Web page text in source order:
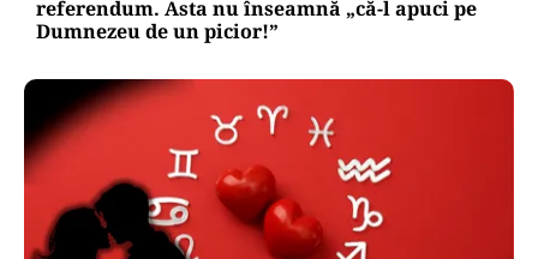
referendum. Asta nu înseamnă „că-l apuci pe
Dumnezeu de un picior!”